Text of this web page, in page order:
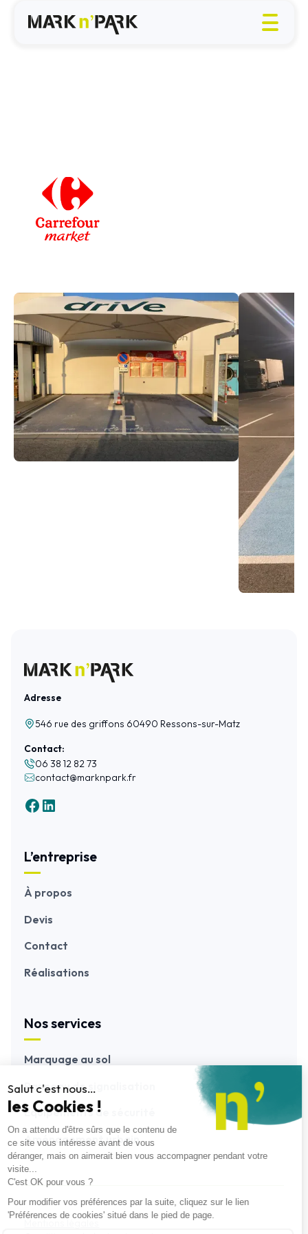
Adresse
546 rue des griffons 60490 Ressons-sur-Matz
Contact:
06 38 12 82 73
contact@marknpark.fr
L’entreprise
À propos
Devis
Contact
Réalisations
Nos services
Marquage au sol
Panneau de signalisation
Equipements de sécurité
Aménagement urbain